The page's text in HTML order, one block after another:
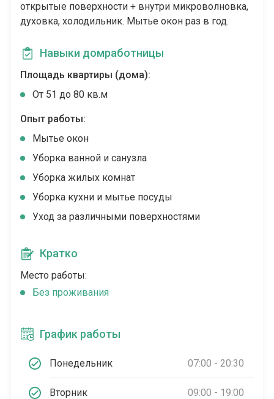
открытые поверхности + внутри микроволновка,
духовка, холодильник. Мытье окон раз в год.
Навыки домработницы
Площадь квартиры (дома):
От 51 до 80 кв.м
Опыт работы:
Мытье окон
Уборка ванной и санузла
Уборка жилых комнат
Уборка кухни и мытье посуды
Уход за различными поверхностями
Кратко
Место работы:
Без проживания
График работы
Понедельник 07:00 - 20:30
Вторник 09:00 - 19:00